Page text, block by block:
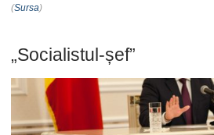
(Sursa)
„Socialistul-șef”